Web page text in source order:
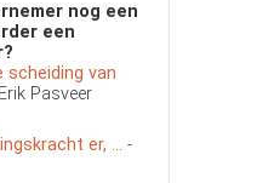
nog een
een
scheiding van
Pasveer
er, ... -